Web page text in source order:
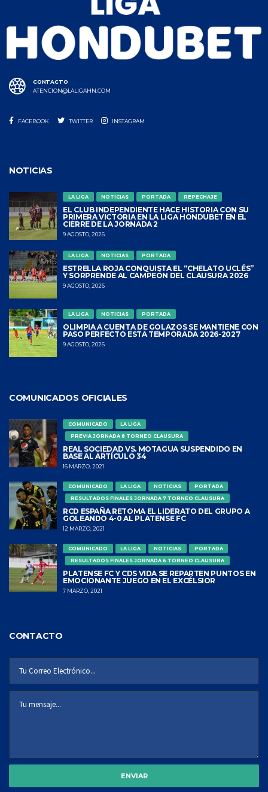
CONTACTO
ATENCION@LALIGAHN.COM
FACEBOOK TWITTER INSTAGRAM
NOTICIAS
LA LIGA NOTICIAS PORTADA REPECHAJE
EL CLUB INDEPENDIENTE HACE HISTORIA CON SU
PRIMERA VICTORIA EN LA LIGA HONDUBET EN EL
CIERRE DE LA JORNADA 2
9 AGOSTO, 2026
LA LIGA NOTICIAS PORTADA
ESTRELLA ROJA CONQUISTA EL “CHELATO UCLÉS”
Y SORPRENDE AL CAMPEÓN DEL CLAUSURA 2026
9 AGOSTO, 2026
LA LIGA NOTICIAS PORTADA
OLIMPIA A CUENTA DE GOLAZOS SE MANTIENE CON
PASO PERFECTO ESTA TEMPORADA 2026-2027
9 AGOSTO, 2026
COMUNICADOS OFICIALES
COMUNICADO
LA LIGA
PREVIA JORNADA 8 TORNEO CLAUSURA
REAL SOCIEDAD VS. MOTAGUA SUSPENDIDO EN
BASE AL ARTÍCULO 34
16 MARZO, 2021
COMUNICADO LA LIGA NOTICIAS
PORTADA
RESULTADOS FINALES JORNADA 7 TORNEO CLAUSURA
RCD ESPAÑA RETOMA EL LIDERATO DEL GRUPO A
GOLEANDO 4-0 AL PLATENSE FC
12 MARZO, 2021
COMUNICADO LA LIGA NOTICIAS
PORTADA
RESULTADOS FINALES JORNADA 6 TORNEO CLAUSURA
PLATENSE FC Y CDS VIDA SE REPARTEN PUNTOS EN
EMOCIONANTE JUEGO EN EL EXCÉLSIOR
7 MARZO, 2021
CONTACTO